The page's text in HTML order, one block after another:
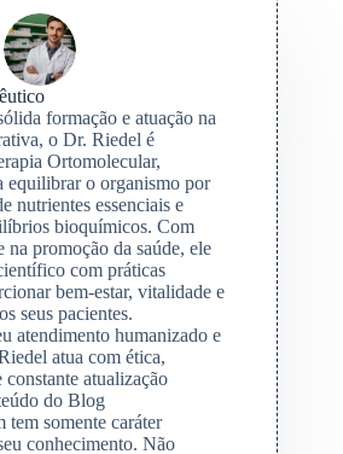
formação e atuação na
o Dr. Riedel é
Ortomolecular,
equilibrar o organismo por
nutrientes essenciais e
bioquímicos. Com
na promoção da saúde, ele
com práticas
bem-estar, vitalidade e
seus pacientes.
atendimento humanizado e
atua com ética,
atualização
do Blog
tem somente caráter
conhecimento. Não